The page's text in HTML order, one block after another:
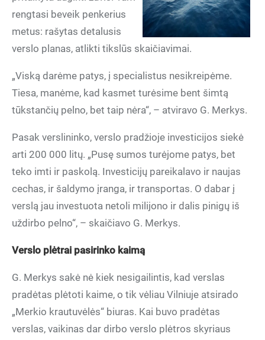
rengtasi beveik penkerius
metus: rašytas detalusis
verslo planas, atlikti tikslūs skaičiavimai.
„Viską darėme patys, į specialistus nesikreipėme.
Tiesa, manėme, kad kasmet turėsime bent šimtą
tūkstančių pelno, bet taip nėra“, – atviravo G. Merkys.
Pasak verslininko, verslo pradžioje investicijos siekė
arti 200 000 litų. „Pusę sumos turėjome patys, bet
teko imti ir paskolą. Investicijų pareikalavo ir naujas
cechas, ir šaldymo įranga, ir transportas. O dabar į
verslą jau investuota netoli milijono ir dalis pinigų iš
uždirbo pelno“, – skaičiavo G. Merkys.
Verslo plėtrai pasirinko kaimą
G. Merkys sakė nė kiek nesigailintis, kad verslas
pradėtas plėtoti kaime, o tik vėliau Vilniuje atsirado
„Merkio krautuvėlės“ biuras. Kai buvo pradėtas
verslas, vaikinas dar dirbo verslo plėtros skyriaus